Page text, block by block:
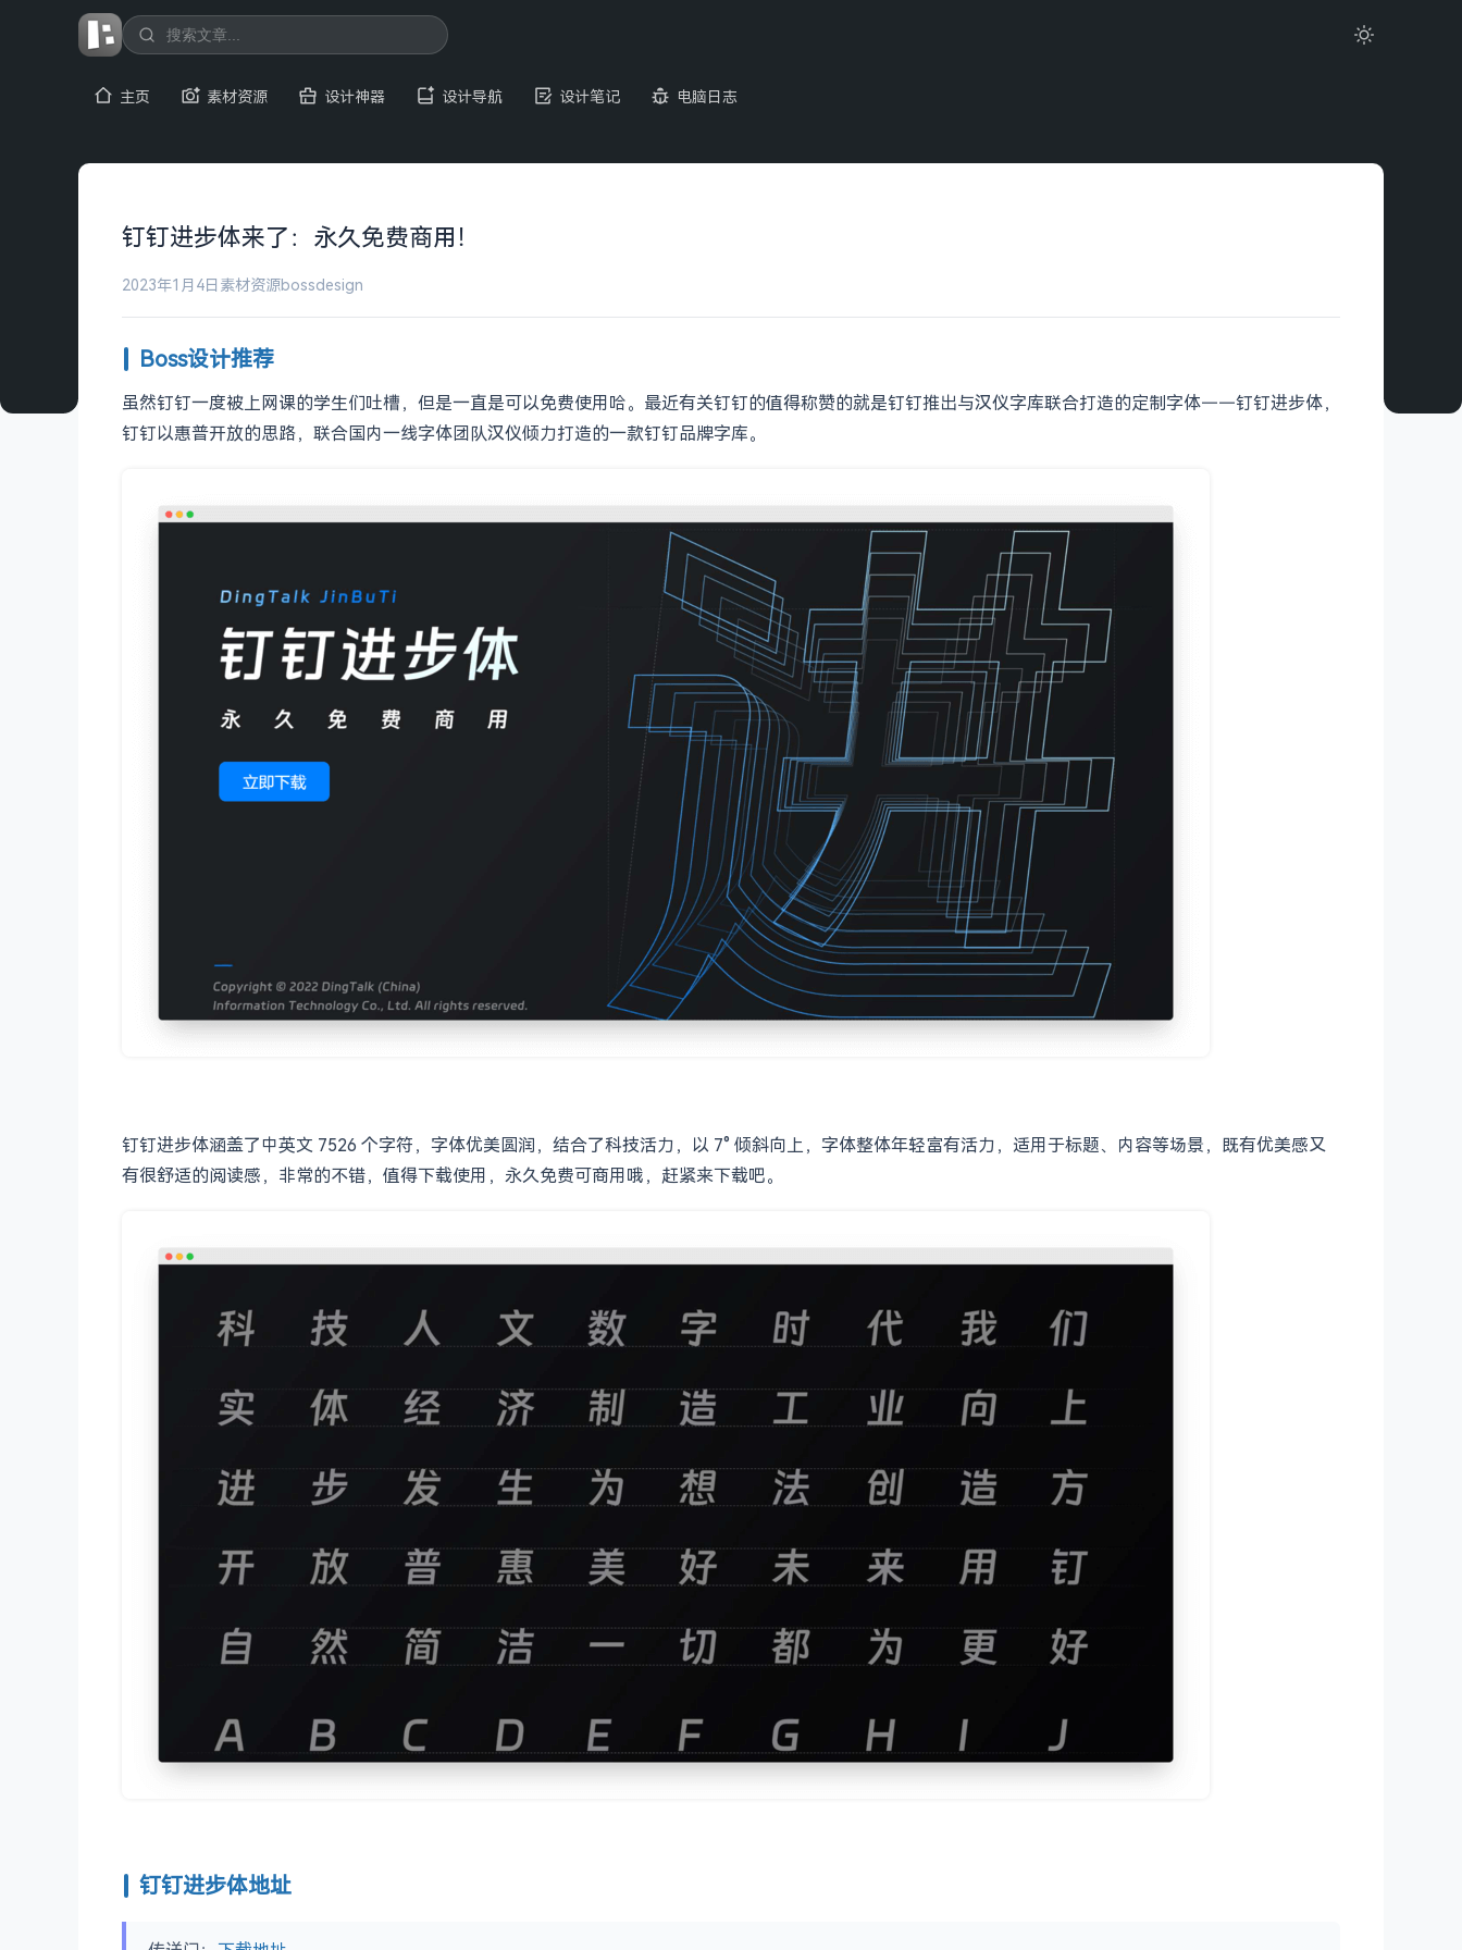
主页 素材资源 设计神器 设计导航 设计笔记 电脑日志
钉钉进步体来了：永久免费商用！
2023年1月4日 素材资源bossdesign
Boss设计推荐
虽然钉钉一度被上网课的学生们吐槽，但是一直是可以免费使用哈。最近有关钉钉的值得称赞的就是钉钉推出与汉仪字库联合打造的定制字体——钉钉进步体，
钉钉以惠普开放的思路，联合国内一线字体团队汉仪倾力打造的一款钉钉品牌字库。
钉钉进步体涵盖了中英文 7526 个字符，字体优美圆润，结合了科技活力，以 7° 倾斜向上，字体整体年轻富有活力，适用于标题、内容等场景，既有优美感又
有很舒适的阅读感，非常的不错，值得下载使用，永久免费可商用哦，赶紧来下载吧。
钉钉进步体地址